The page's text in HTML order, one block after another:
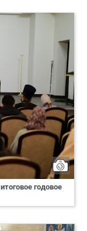
годовое